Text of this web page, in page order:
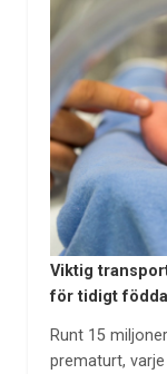
Viktig
för tidigt födda
Runt 15
prematurt,